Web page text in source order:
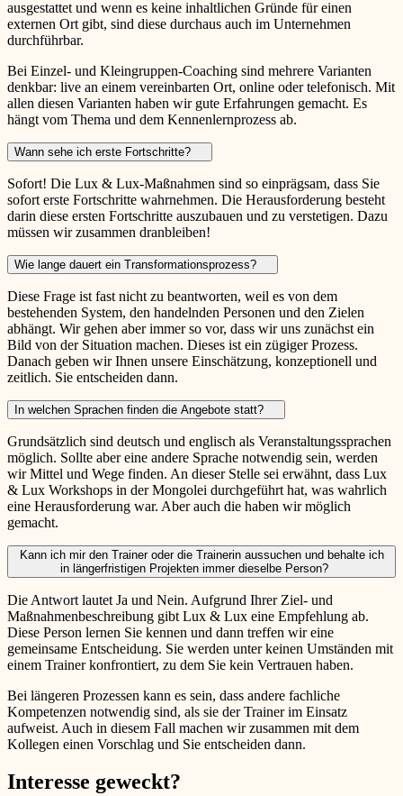
ausgestattet und wenn es keine inhaltlichen Gründe für einen
externen Ort gibt, sind diese durchaus auch im Unternehmen
durchführbar.
Bei Einzel- und Kleingruppen-Coaching sind mehrere Varianten
denkbar: live an einem vereinbarten Ort, online oder telefonisch. Mit
allen diesen Varianten haben wir gute Erfahrungen gemacht. Es
hängt vom Thema und dem Kennenlernprozess ab.
Wann sehe ich erste Fortschritte?
Sofort! Die Lux & Lux-Maßnahmen sind so einprägsam, dass Sie
sofort erste Fortschritte wahrnehmen. Die Herausforderung besteht
darin diese ersten Fortschritte auszubauen und zu verstetigen. Dazu
müssen wir zusammen dranbleiben!
Wie lange dauert ein Transformationsprozess?
Diese Frage ist fast nicht zu beantworten, weil es von dem
bestehenden System, den handelnden Personen und den Zielen
abhängt. Wir gehen aber immer so vor, dass wir uns zunächst ein
Bild von der Situation machen. Dieses ist ein zügiger Prozess.
Danach geben wir Ihnen unsere Einschätzung, konzeptionell und
zeitlich. Sie entscheiden dann.
In welchen Sprachen finden die Angebote statt?
Grundsätzlich sind deutsch und englisch als Veranstaltungssprachen
möglich. Sollte aber eine andere Sprache notwendig sein, werden
wir Mittel und Wege finden. An dieser Stelle sei erwähnt, dass Lux
& Lux Workshops in der Mongolei durchgeführt hat, was wahrlich
eine Herausforderung war. Aber auch die haben wir möglich
gemacht.
Kann ich mir den Trainer oder die Trainerin aussuchen und behalte ich
in längerfristigen Projekten immer dieselbe Person?
Die Antwort lautet Ja und Nein. Aufgrund Ihrer Ziel- und
Maßnahmenbeschreibung gibt Lux & Lux eine Empfehlung ab.
Diese Person lernen Sie kennen und dann treffen wir eine
gemeinsame Entscheidung. Sie werden unter keinen Umständen mit
einem Trainer konfrontiert, zu dem Sie kein Vertrauen haben.
Bei längeren Prozessen kann es sein, dass andere fachliche
Kompetenzen notwendig sind, als sie der Trainer im Einsatz
aufweist. Auch in diesem Fall machen wir zusammen mit dem
Kollegen einen Vorschlag und Sie entscheiden dann.
Interesse geweckt?